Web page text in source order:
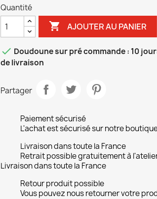
Quantité
 AJOUTER AU PANIER
 Doudoune sur pré commande : 10
de livraison
Partager
Paiement sécurisé
L'achat est sécurisé sur notre
Livraison dans toute la France
Retrait possible gratuitement à
Livraison dans toute la France
Retour produit possible
Vous pouvez nous retourner votre